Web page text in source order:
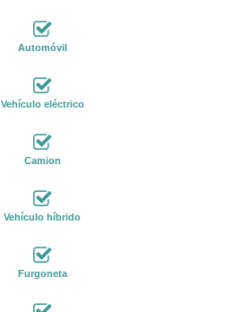
Automóvil
Vehículo eléctrico
Camion
Vehículo híbrido
Furgoneta